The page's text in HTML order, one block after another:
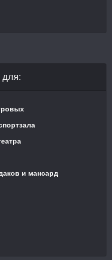
для:
и мансард